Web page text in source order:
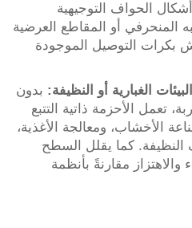
الحواف التوجيهية
المنحرفي أو المقاطع العرضية
بكرات التوصيل الموجودة
الغبارية أو النظيفة: بدون
تعمل الأحزمة ذاتية التتبع
الأخشاب، ومعالجة الأغذية،
النظيفة. كما يقلل السطح
مقارنةً بأنظمة